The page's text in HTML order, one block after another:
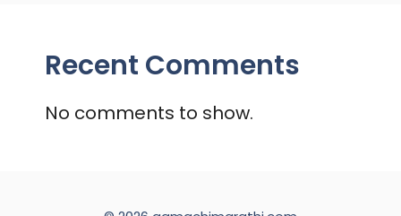
Recent Comments
No comments to show.